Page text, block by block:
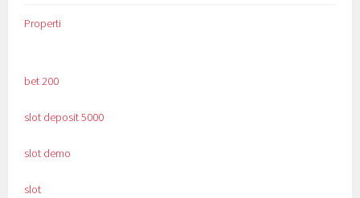
Properti
bet 200
slot deposit 5000
slot demo
slot